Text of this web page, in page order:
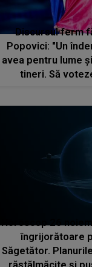
Discursul ferm
Popovici: "Un
avea pentru lume
tineri. Să
Horoscop 26
îngrijorătoare
Săgetător.